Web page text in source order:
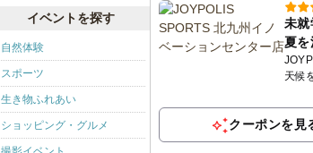
未就
夏を
天候
クーポンを見
イベントを探す
自然体験
スポーツ
生き物ふれあい
ショッピング・グルメ